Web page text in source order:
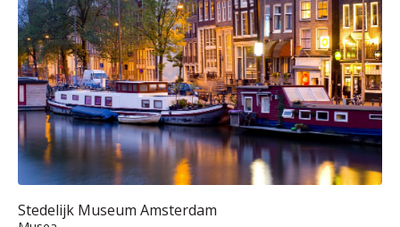
Stedelijk Museum Amsterdam